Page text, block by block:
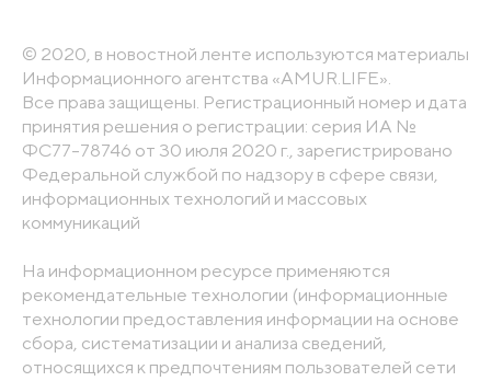
© 2020, в новостной ленте используются материалы
Информационного агентства «AMUR.LIFE».
Все права защищены. Регистрационный номер и дата
принятия решения о регистрации: серия ИА №
ФС77-78746 от 30 июля 2020 г., зарегистрировано
Федеральной службой по надзору в сфере связи,
информационных технологий и массовых
коммуникаций
На информационном ресурсе применяются
рекомендательные технологии (информационные
технологии предоставления информации на основе
сбора, систематизации и анализа сведений,
относящихся к предпочтениям пользователей сети